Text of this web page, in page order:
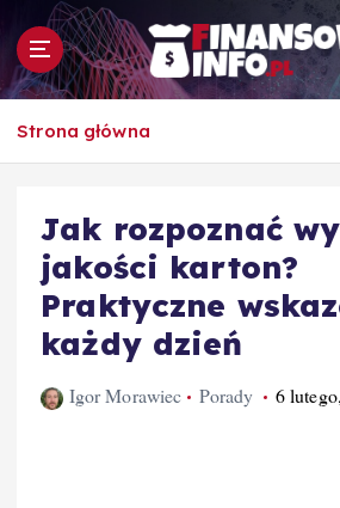
p
To i owo o
Strona główna
Jak rozpoznać
jakości karton?
Praktyczne
każdy dzień
Igor Morawiec Porady 6